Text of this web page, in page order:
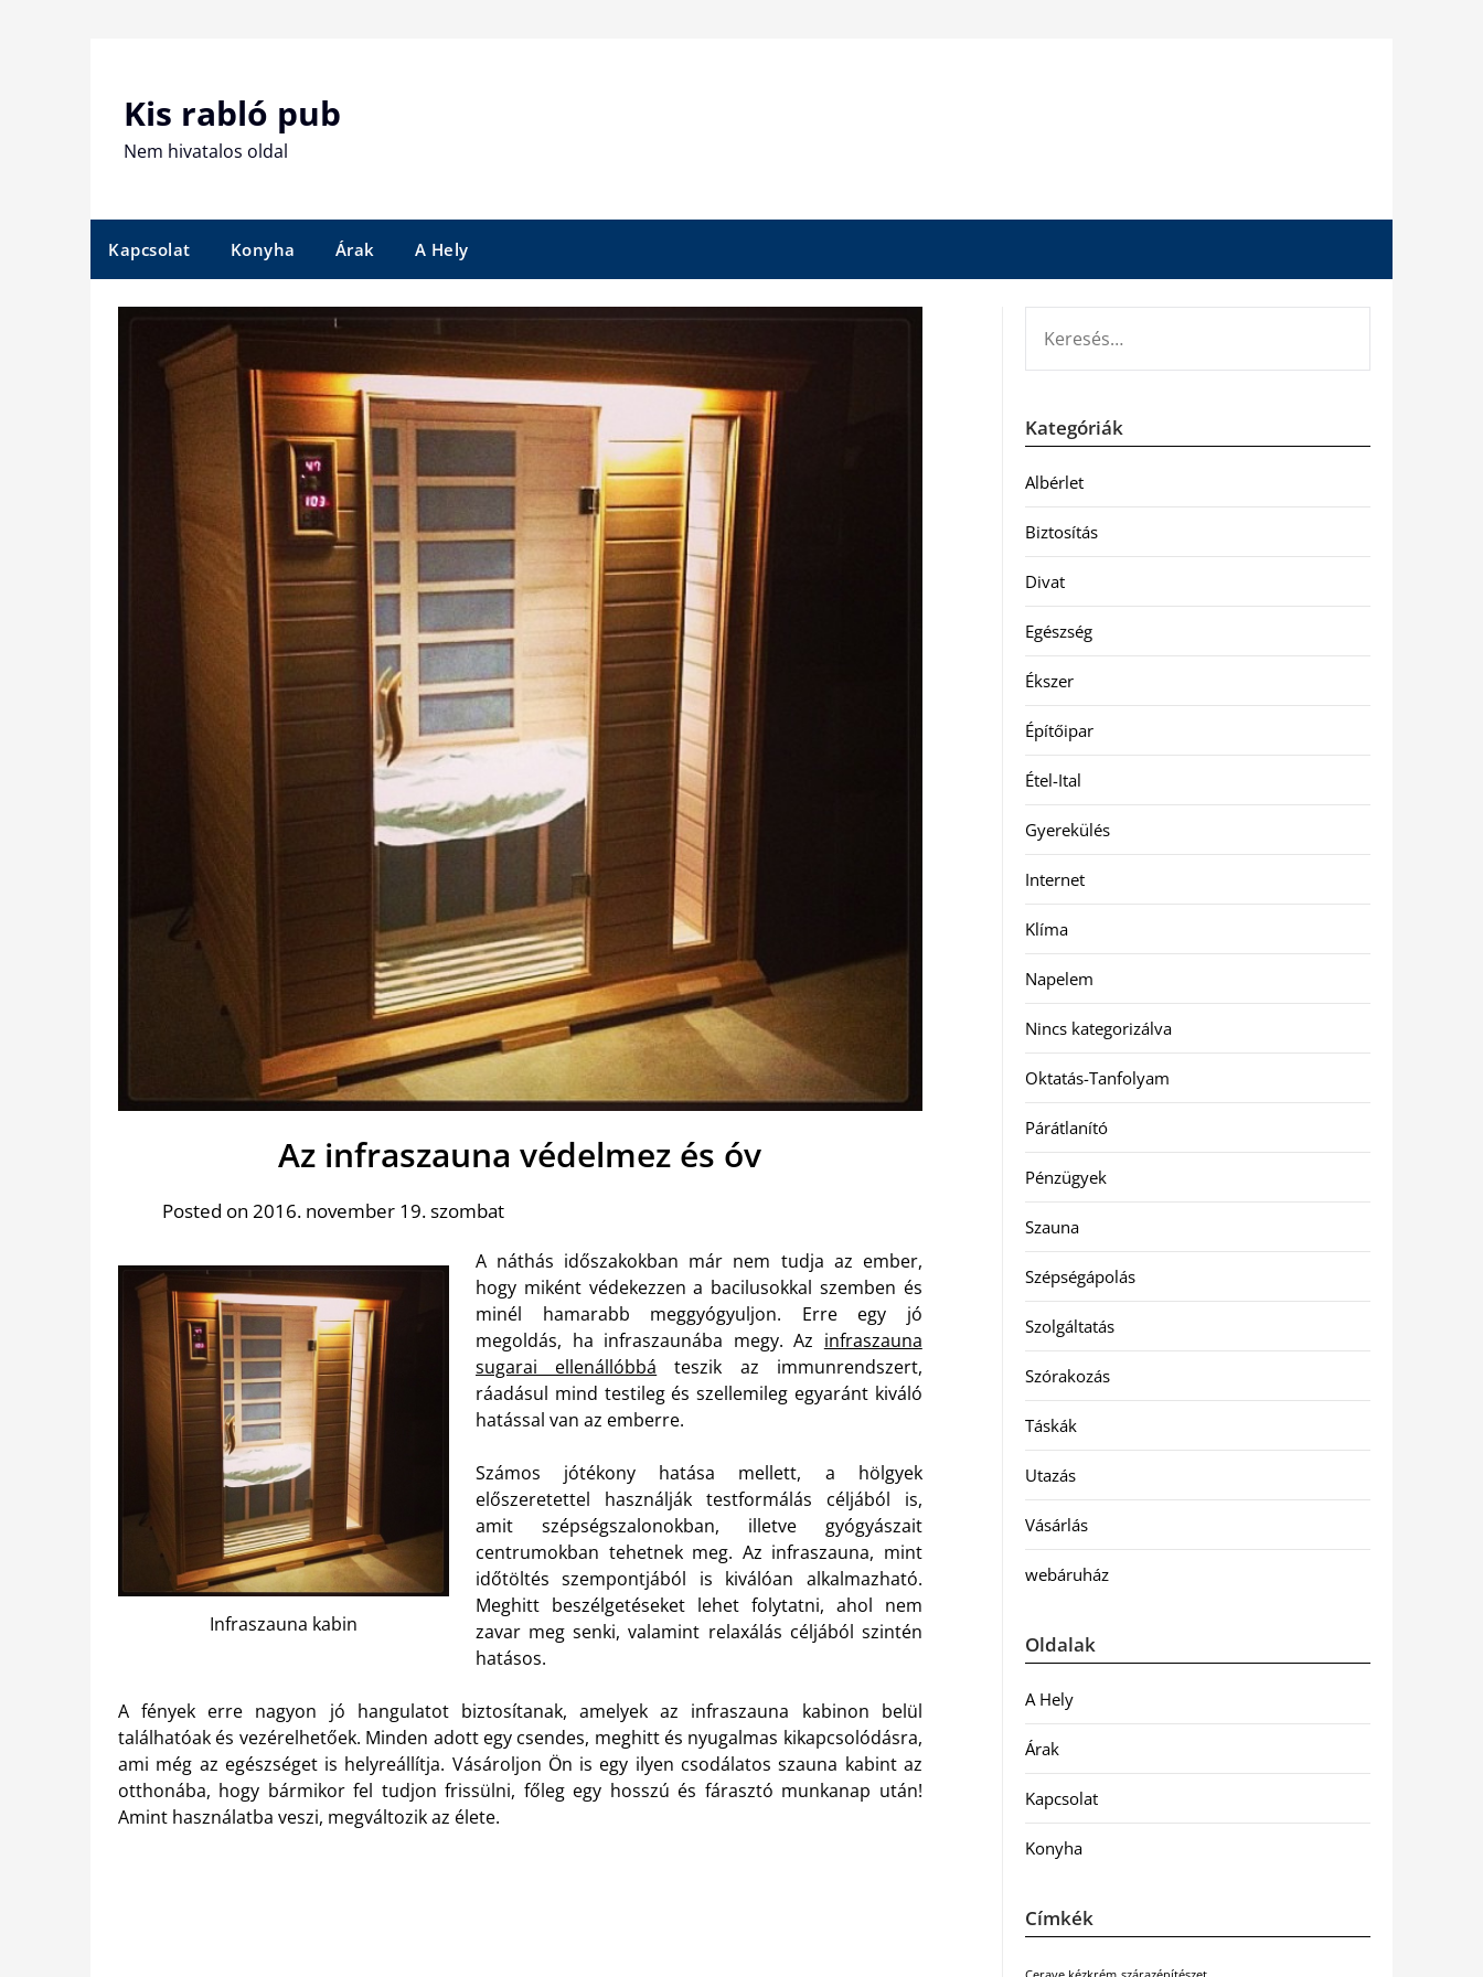
Kis rabló pub
Nem hivatalos oldal
Kapcsolat Konyha Árak A Hely
Az infraszauna védelmez és óv
Posted on 2016. november 19. szombat
Infraszauna kabin
A náthás időszakokban már nem tudja az ember,
hogy miként védekezzen a bacilusokkal szemben és
minél hamarabb meggyógyuljon. Erre egy jó
megoldás, ha infraszaunába megy. Az infraszauna
sugarai ellenállóbbá teszik az immunrendszert,
ráadásul mind testileg és szellemileg egyaránt kiváló
hatással van az emberre.
Számos jótékony hatása mellett, a hölgyek
előszeretettel használják testformálás céljából is,
amit szépségszalonokban, illetve gyógyászait
centrumokban tehetnek meg. Az infraszauna, mint
időtöltés szempontjából is kiválóan alkalmazható.
Meghitt beszélgetéseket lehet folytatni, ahol nem
zavar meg senki, valamint relaxálás céljából szintén
hatásos.
A fények erre nagyon jó hangulatot biztosítanak, amelyek az infraszauna kabinon belül
találhatóak és vezérelhetőek. Minden adott egy csendes, meghitt és nyugalmas kikapcsolódásra,
ami még az egészséget is helyreállítja. Vásároljon Ön is egy ilyen csodálatos szauna kabint az
otthonába, hogy bármikor fel tudjon frissülni, főleg egy hosszú és fárasztó munkanap után!
Amint használatba veszi, megváltozik az élete.
Kategóriák
Albérlet
Biztosítás
Divat
Egészség
Ékszer
Építőipar
Étel-Ital
Gyerekülés
Internet
Klíma
Napelem
Nincs kategorizálva
Oktatás-Tanfolyam
Párátlanító
Pénzügyek
Szauna
Szépségápolás
Szolgáltatás
Szórakozás
Táskák
Utazás
Vásárlás
webáruház
Oldalak
A Hely
Árak
Kapcsolat
Konyha
Címkék